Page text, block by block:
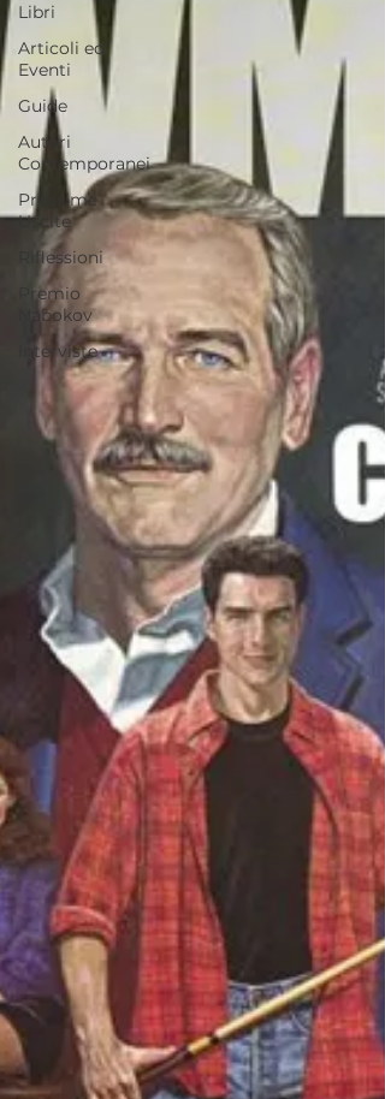
Libri
Articoli ed
Eventi
Guide
Autori
Contemporanei
Prossime
Uscite
Riflessioni
Premio
Nabokov
Interviste